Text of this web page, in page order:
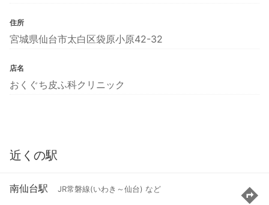
住所
宮城県仙台市太白区袋原小原42-32
店名
おくぐち皮ふ科クリニック
近くの駅
南仙台駅 JR常磐線(いわき～仙台) など